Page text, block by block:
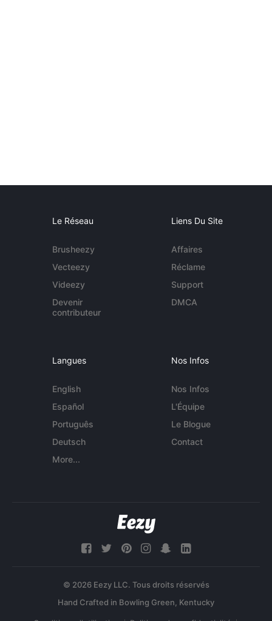
Le Réseau
Brusheezy
Vecteezy
Videezy
Devenir
contributeur
Liens Du Site
Affaires
Réclame
Support
DMCA
Langues
English
Español
Português
Deutsch
More...
Nos Infos
Nos Infos
L'Équipe
Le Blogue
Contact
© 2026 Eezy LLC. Tous droits réservés